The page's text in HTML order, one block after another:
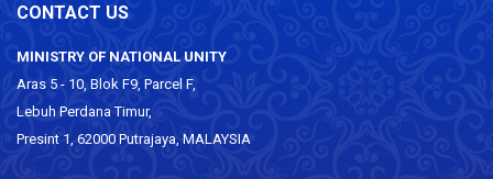
CONTACT US
MINISTRY OF NATIONAL UNITY
Aras 5 - 10, Blok F9, Parcel F,
Lebuh Perdana Timur,
Presint 1, 62000 Putrajaya, MALAYSIA